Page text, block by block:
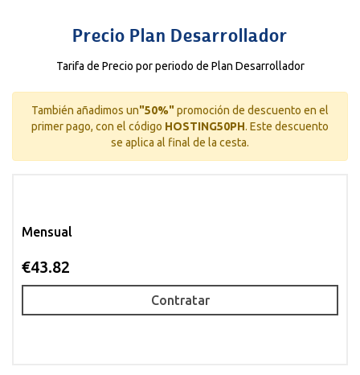
Precio Plan Desarrollador
Tarifa de Precio por periodo de Plan Desarrollador
También añadimos un"50%"promoción de descuento en el
primer pago, con el código HOSTING50PH. Este descuento
se aplica al final de la cesta.
Mensual
€43.82
Contratar